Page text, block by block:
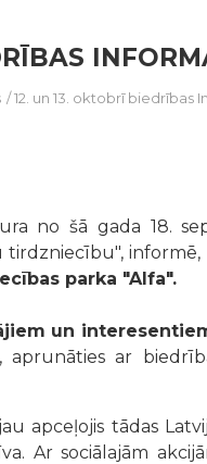
/12. un 13. oktobrī biedrības
no šā gada 18.
informē,
parka "Alfa".
un
aprunāties ar
apceļojis tādas
Ar sociālajām